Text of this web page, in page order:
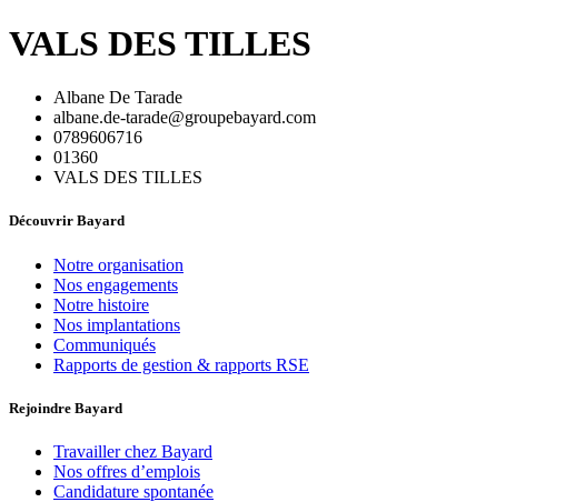
VALS DES TILLES
Albane De Tarade
albane.de-tarade@groupebayard.com
0789606716
01360
VALS DES TILLES
Découvrir Bayard
Notre organisation
Nos engagements
Notre histoire
Nos implantations
Communiqués
Rapports de gestion & rapports RSE
Rejoindre Bayard
Travailler chez Bayard
Nos offres d’emplois
Candidature spontanée